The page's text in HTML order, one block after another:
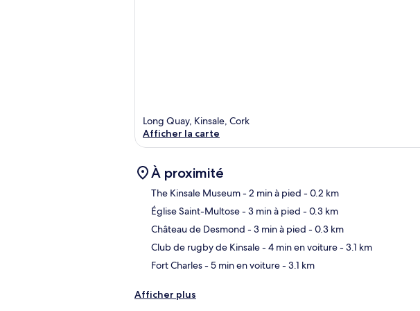
Long Quay, Kinsale, Cork
Afficher la carte
À proximité
The Kinsale Museum- 2 min à pied - 0.2 km
Église Saint-Multose- 3 min à pied - 0.3 km
Château de Desmond - 3 min à pied - 0.3 km
Club de rugby de Kinsale- 4 min en voiture- 3.1 km
Fort Charles- 5 min en voiture- 3.1 km
Afficher plus